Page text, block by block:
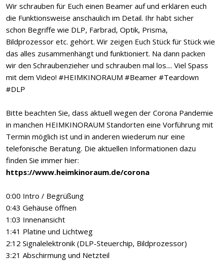
Wir schrauben für Euch einen Beamer auf und erklären euch
die Funktionsweise anschaulich im Detail. Ihr habt sicher
schon Begriffe wie DLP, Farbrad, Optik, Prisma,
Bildprozessor etc. gehört. Wir zeigen Euch Stück für Stück wie
das alles zusammenhängt und funktioniert. Na dann packen
wir den Schraubenzieher und schrauben mal los.... Viel Spass
mit dem Video! #HEIMKINORAUM #Beamer #Teardown
#DLP
Bitte beachten Sie, dass aktuell wegen der Corona Pandemie
in manchen HEIMKINORAUM Standorten eine Vorführung mit
Termin möglich ist und in anderen wiederum nur eine
telefonische Beratung. Die aktuellen Informationen dazu
finden Sie immer hier:
https://www.heimkinoraum.de/corona
0:00 Intro / Begrüßung
0:43 Gehäuse öffnen
1:03 Innenansicht
1:41 Platine und Lichtweg
2:12 Signalelektronik (DLP-Steuerchip, Bildprozessor)
3:21 Abschirmung und Netzteil